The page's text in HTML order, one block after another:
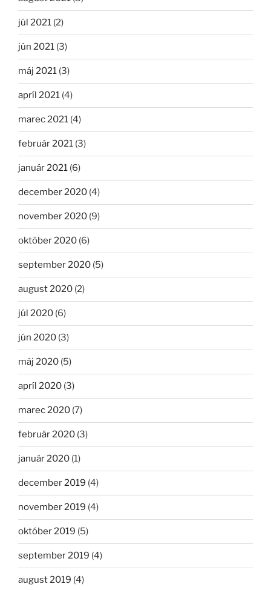
júl 2021 (2)
jún 2021 (3)
máj 2021 (3)
apríl 2021 (4)
marec 2021 (4)
február 2021 (3)
január 2021 (6)
december 2020 (4)
november 2020 (9)
október 2020 (6)
september 2020 (5)
august 2020 (2)
júl 2020 (6)
jún 2020 (3)
máj 2020 (5)
apríl 2020 (3)
marec 2020 (7)
február 2020 (3)
január 2020 (1)
december 2019 (4)
november 2019 (4)
október 2019 (5)
september 2019 (4)
august 2019 (4)